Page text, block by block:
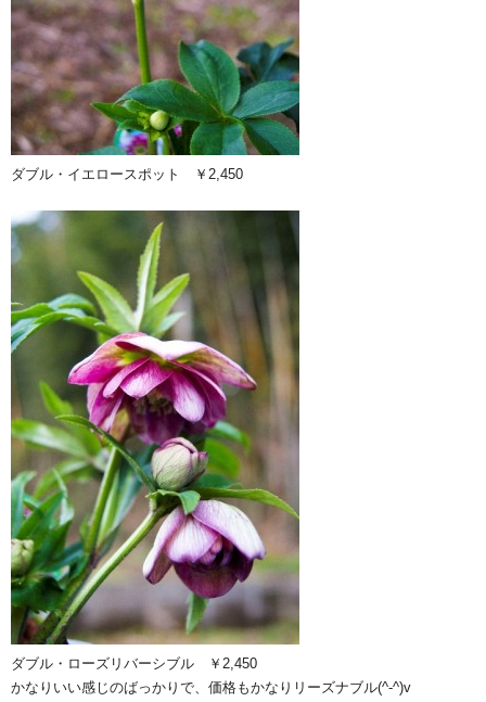
ダブル・イエロースポット ￥2,450
ダブル・ローズリバーシブル ￥2,450
かなりいい感じのばっかりで、価格もかなりリーズナブル(^-^)v